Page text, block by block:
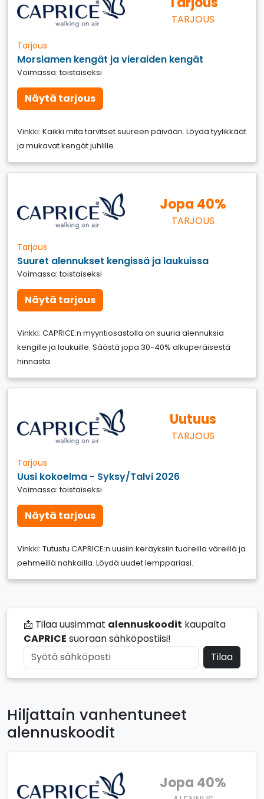
TARJOUS
Tarjous
Morsiamen kengät ja vieraiden kengät
Voimassa: toistaiseksi
Näytä tarjous
Vinkki: Kaikki mitä tarvitset suureen päivään. Löydä tyylikkäät
ja mukavat kengät juhlille.
Jopa 40%
TARJOUS
Tarjous
Suuret alennukset kengissä ja laukuissa
Voimassa: toistaiseksi
Näytä tarjous
Vinkki: CAPRICE:n myyntiosastolla on suuria alennuksia
kengille ja laukuille. Säästä jopa 30-40% alkuperäisestä
hinnasta.
Uutuus
TARJOUS
Tarjous
Uusi kokoelma - Syksy/Talvi 2026
Voimassa: toistaiseksi
Näytä tarjous
Vinkki: Tutustu CAPRICE:n uusiin keräyksiin tuoreilla väreillä ja
pehmeillä nahkailla. Löydä uudet lemppariasi.
📩 Tilaa uusimmat alennuskoodit kaupalta
CAPRICE suoraan sähköpostiisi!
Tilaa
Hiljattain vanhentuneet
alennuskoodit
Jopa 40%